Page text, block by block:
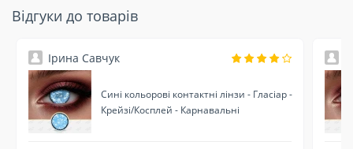
Відгуки до товарів
Ірина Савчук
Сині кольорові контактні лінзи - Гласіар -
Крейзі/Косплей - Карнавальні